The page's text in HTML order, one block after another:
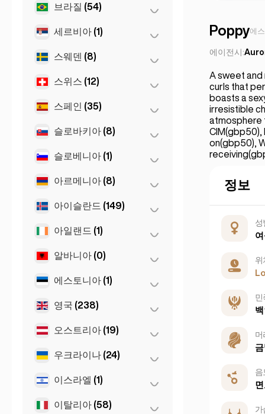
시카고 (4)
Leuven (2)
바르나 (2)
부르가스
소피아
브라질 (54)
상파울루 (54)
세르비아 (1)
Belgrad (1)
스웨덴 (8)
스톡홀름 (8)
스위스 (12)
로잔 (3)
바젤
베른
스페인 (35)
마드리드 (10)
마르베야
말라가
Mallorca
(1)
Sevilla
슬로바키아 (8)
브라티슬라바 (8)
슬로베니아 (1)
류블랴나 (1)
아르메니아 (8)
예레반 (8)
아이슬란드 (149)
레이캬비크 (149)
아일랜드 (1)
더블린 (1)
알바니아 (0)
티라나 (0)
에스토니아 (1)
탈린 (1)
영국 (238)
런던 (229)
리버풀
맨체스터
오스트리아 (19)
그라츠 (3)
린츠
빈
우크라이나 (24)
하르키우 (1)
Kiev
이스라엘 (1)
텔아비브 (1)
이탈리아 (58)
Poppy에
에이전시:
A sweet and
curls that
boasts a
irresistible
atmosphere
CIM(gbp50),
on(gbp50),
정보
성
위
민
백
머
음
가